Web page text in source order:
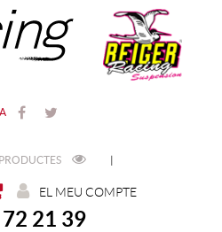
|
EL MEU COMPTE
21 39